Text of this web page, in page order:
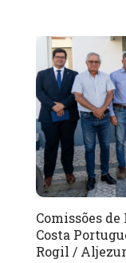
Comissões de
Costa
Rogil / Aljezur